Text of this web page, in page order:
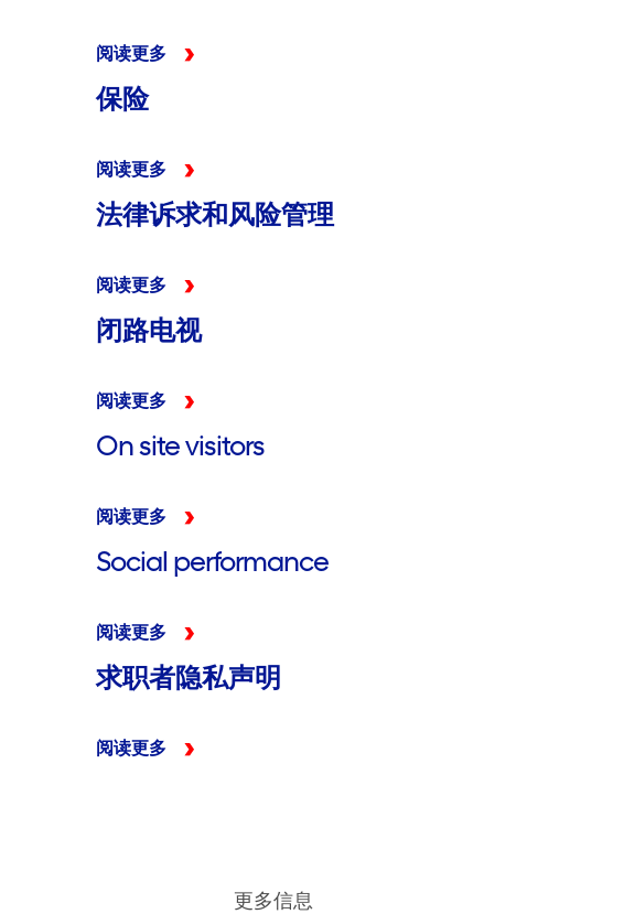
阅读更多
保险
阅读更多
法律诉求和风险管理
阅读更多
闭路电视
阅读更多
On site visitors
阅读更多
Social performance
阅读更多
求职者隐私声明
阅读更多
更多信息